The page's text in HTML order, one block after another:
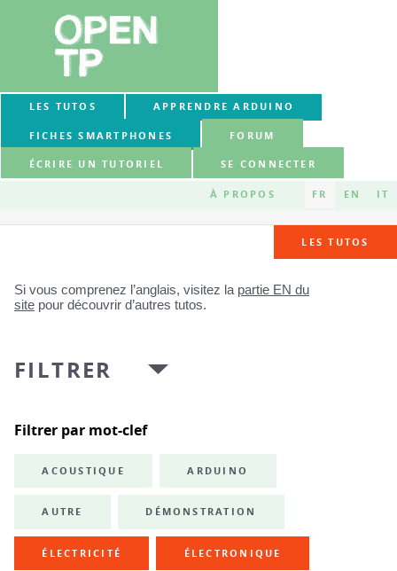
LES TUTOS APPRENDRE ARDUINO
FICHES SMARTPHONES FORUM
ÉCRIRE UN TUTORIEL SE CONNECTER
À PROPOS FR EN IT
LES TUTOS
Si vous comprenez l’anglais, visitez la partie EN du
site pour découvrir d’autres tutos.
FILTRER
Filtrer par mot-clef
ACOUSTIQUE ARDUINO
AUTRE DÉMONSTRATION
ÉLECTRICITÉ ÉLECTRONIQUE